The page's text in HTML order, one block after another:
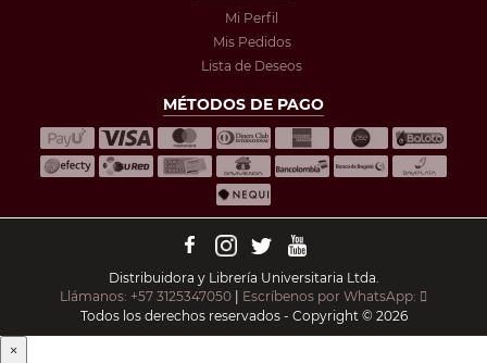
Mi Perfil
Mis Pedidos
Lista de Deseos
MÉTODOS DE PAGO
Distribuidora y Librería Universitaria Ltda.
Llámanos: +57 3125347050
Escríbenos por WhatsApp:
Todos los derechos reservados - Copyright © 2026
×